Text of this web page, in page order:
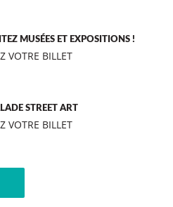
MUSÉES ET EXPOSITIONS !
VOTRE BILLET
STREET ART
VOTRE BILLET